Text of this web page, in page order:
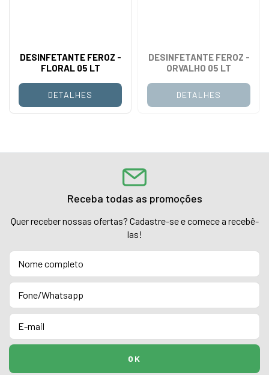
DESINFETANTE FEROZ -
FLORAL 05 LT
DETALHES
DESINFETANTE FEROZ -
ORVALHO 05 LT
DETALHES
Receba todas as promoções
Quer receber nossas ofertas? Cadastre-se e comece a recebê-
las!